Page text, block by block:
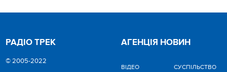
РАДІО ТРЕК
© 2005-2022
АГЕНЦІЯ НОВИН
ВІДЕО CУСПІЛЬСТВО